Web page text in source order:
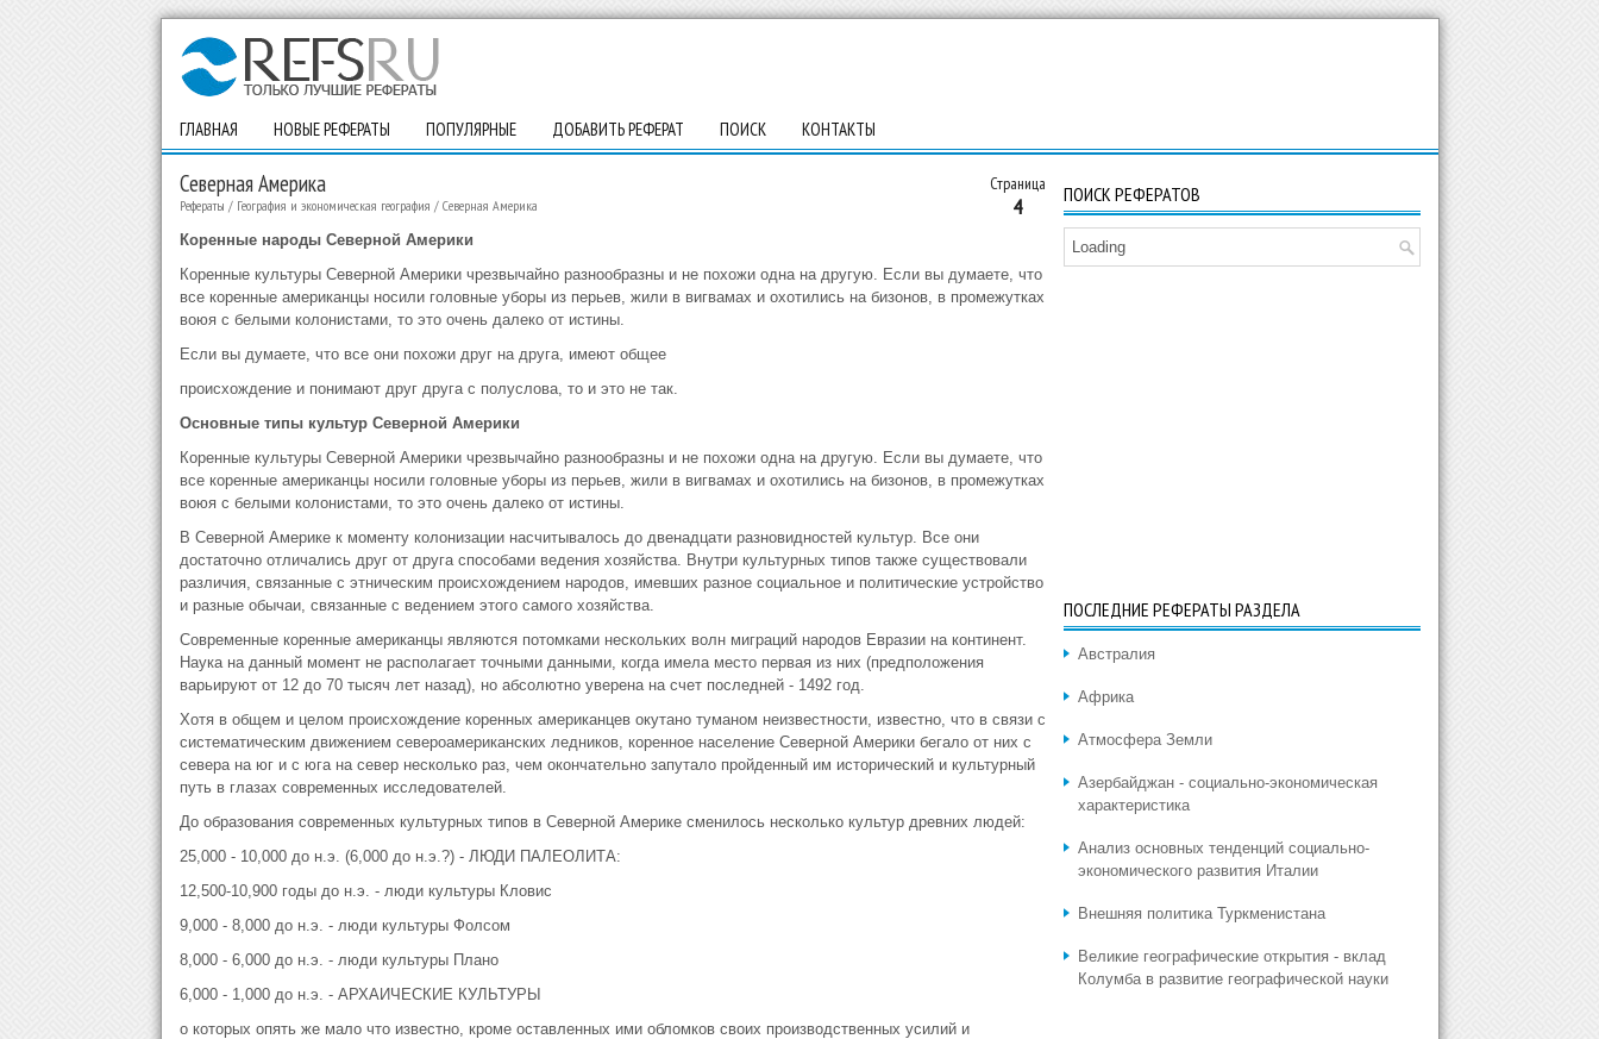
ГЛАВНАЯ НОВЫЕ РЕФЕРАТЫ ПОПУЛЯРНЫЕ ДОБАВИТЬ РЕФЕРАТ ПОИСК КОНТАКТЫ
Страница
4
Северная Америка
Рефераты / География и экономическая география / Северная Америка
Коренные народы Северной Америки
Коренные культуры Северной Америки чрезвычайно разнообразны и не похожи одна на другую. Если вы думаете, что
все коренные американцы носили головные уборы из перьев, жили в вигвамах и охотились на бизонов, в промежутках
воюя с белыми колонистами, то это очень далеко от истины.
Если вы думаете, что все они похожи друг на друга, имеют общее
происхождение и понимают друг друга с полуслова, то и это не так.
Основные типы культур Северной Америки
Коренные культуры Северной Америки чрезвычайно разнообразны и не похожи одна на другую. Если вы думаете, что
все коренные американцы носили головные уборы из перьев, жили в вигвамах и охотились на бизонов, в промежутках
воюя с белыми колонистами, то это очень далеко от истины.
В Северной Америке к моменту колонизации насчитывалось до двенадцати разновидностей культур. Все они
достаточно отличались друг от друга способами ведения хозяйства. Внутри культурных типов также существовали
различия, связанные с этническим происхождением народов, имевших разное социальное и политические устройство
и разные обычаи, связанные с ведением этого самого хозяйства.
Современные коренные американцы являются потомками нескольких волн миграций народов Евразии на континент.
Наука на данный момент не располагает точными данными, когда имела место первая из них (предположения
варьируют от 12 до 70 тысяч лет назад), но абсолютно уверена на счет последней - 1492 год.
Хотя в общем и целом происхождение коренных американцев окутано туманом неизвестности, известно, что в связи с
систематическим движением североамериканских ледников, коренное население Северной Америки бегало от них с
севера на юг и с юга на север несколько раз, чем окончательно запутало пройденный им исторический и культурный
путь в глазах современных исследователей.
До образования современных культурных типов в Северной Америке сменилось несколько культур древних людей:
25,000 - 10,000 до н.э. (6,000 до н.э.?) - ЛЮДИ ПАЛЕОЛИТА:
12,500-10,900 годы до н.э. - люди культуры Кловис
9,000 - 8,000 до н.э. - люди культуры Фолсом
8,000 - 6,000 до н.э. - люди культуры Плано
6,000 - 1,000 до н.э. - АРХАИЧЕСКИЕ КУЛЬТУРЫ
о которых опять же мало что известно, кроме оставленных ими обломков своих производственных усилий и
ПОИСК РЕФЕРАТОВ
Loading
ПОСЛЕДНИЕ РЕФЕРАТЫ РАЗДЕЛА
Австралия
Африка
Атмосфера Земли
Азербайджан - социально-экономическая
характеристика
Анализ основных тенденций социально-
экономического развития Италии
Внешняя политика Туркменистана
Великие географические открытия - вклад
Колумба в развитие географической науки